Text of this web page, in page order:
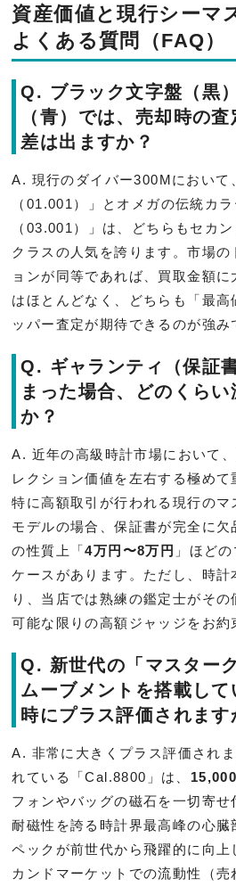
資産価値と現行シーマ
よくある質問（FAQ）
Q. ブラック文字盤（黒
（青）では、売却時の
差は出ますか？
A. 現行のダイバー300Mにおいて
（01.001）」とオメガの伝統カ
（03.001）」は、どちらもセカ
クラスの人気を誇ります。市場
ョンが同等であれば、買取金額に
はほとんどなく、どちらも「最高
ッパー査定が期待できるのが強み
Q. ギャランティ（保証
まった場合、どのくら
か？
A. 近年の高級時計市場において
レクション価値を左右する極めて
特に高額取引が行われる現行のマ
モデルの場合、保証書が完全に
の性質上「4万円〜8万円 」ほど
ケースがあります。ただし、時計
り、当店では熟練の鑑定士がその
可能な限りの高額ジャッジをお約
Q. 新世代の「マスター
ムーブメントを搭載し
時にプラス評価されます
A. 非常に大きくプラス評価され
れている「Cal.8800」は、
フォンやバッグの磁石を一切寄せ
耐磁性を誇る時計界最高峰の心臓
ペックが前世代から飛躍的に向上
カンドマーケットでの流動性（売